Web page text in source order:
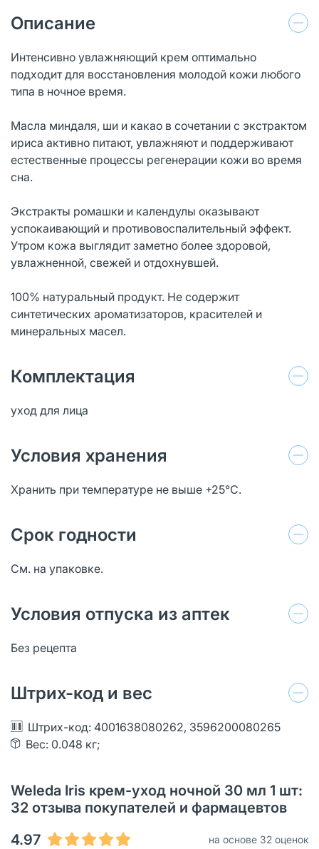
Описание
Интенсивно увлажняющий крем оптимально
подходит для восстановления молодой кожи любого
типа в ночное время.
Масла миндаля, ши и какао в сочетании с экстрактом
ириса активно питают, увлажняют и поддерживают
естественные процессы регенерации кожи во время
сна.
Экстракты ромашки и календулы оказывают
успокаивающий и противовоспалительный эффект.
Утром кожа выглядит заметно более здоровой,
увлажненной, свежей и отдохнувшей.
100% натуральный продукт. Не содержит
синтетических ароматизаторов, красителей и
минеральных масел.
Комплектация
уход для лица
Условия хранения
Хранить при температуре не выше +25°C.
Срок годности
См. на упаковке.
Условия отпуска из аптек
Без рецепта
Штрих-код и вес
Штрих-код: 4001638080262, 3596200080265
Вес: 0.048 кг;
Weleda Iris крем-уход ночной 30 мл 1 шт:
32 отзыва покупателей и фармацевтов
4.97
на основе 32 оценок